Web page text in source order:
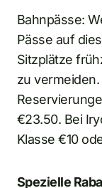
Bahnpässe:
Pässe auf
Sitzplätze
zu vermeiden.
€23.50. Bei
Klasse €10
Spezielle